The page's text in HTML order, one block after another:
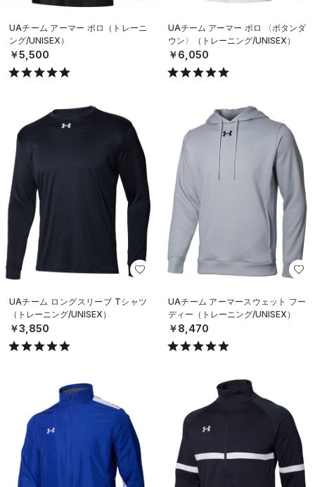
UAチーム アーマー ポロ（トレーニ
ング/UNISEX）
￥5,500
UAチーム アーマー ポロ 〈ボタンダ
ウン〉（トレーニング/UNISEX）
￥6,050
UAチーム ロングスリーブ Tシャツ
（トレーニング/UNISEX）
￥3,850
UAチーム アーマースウェット フー
ディー（トレーニング/UNISEX）
￥8,470